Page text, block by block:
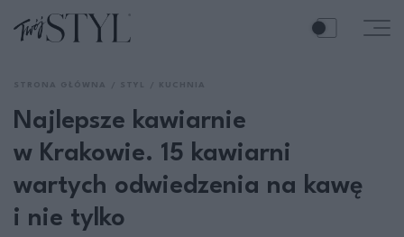
Najlepsze kawiarnie
w Krakowie. 15 kawiarni
wartych odwiedzenia na kawę
i nie tylko